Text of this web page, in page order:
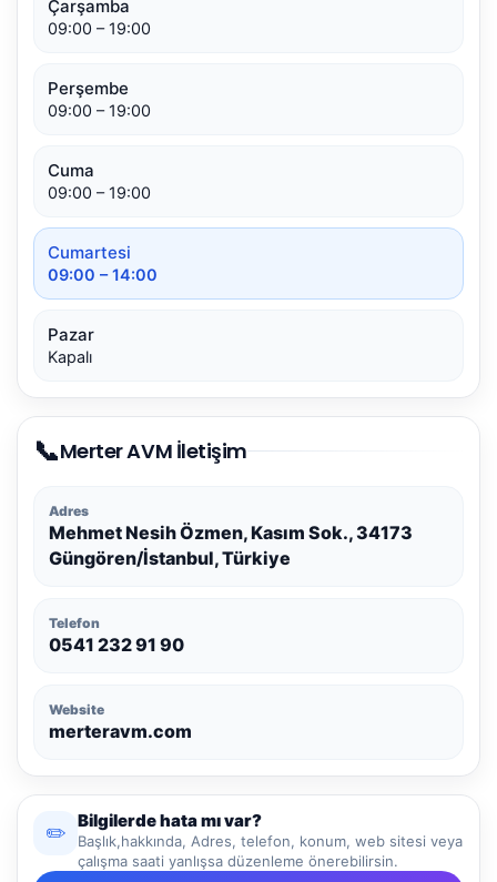
Çarşamba
09:00 – 19:00
Perşembe
09:00 – 19:00
Cuma
09:00 – 19:00
Cumartesi
09:00 – 14:00
Pazar
Kapalı
📞Merter AVM İletişim
Adres
Mehmet Nesih Özmen, Kasım Sok., 34173
Güngören/İstanbul, Türkiye
Telefon
0541 232 91 90
Website
merteravm.com
✏️
Bilgilerde hata mı var?
Başlık,hakkında, Adres, telefon, konum, web sitesi veya
çalışma saati yanlışsa düzenleme önerebilirsin.